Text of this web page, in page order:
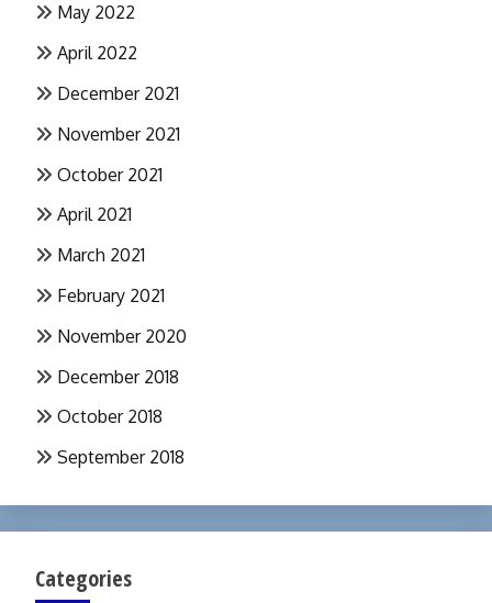
May 2022
April 2022
December 2021
November 2021
October 2021
April 2021
March 2021
February 2021
November 2020
December 2018
October 2018
September 2018
Categories